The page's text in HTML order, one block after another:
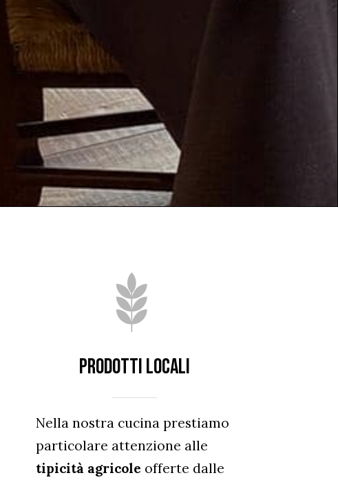
PRODOTTI LOCALI
Nella nostra cucina prestiamo
particolare attenzione alle
tipicità agricole offerte dalle